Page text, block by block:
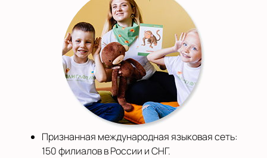
Признанная международная языковая сеть:
150 филиалов в России и СНГ.